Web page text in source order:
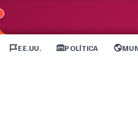
EE.UU. POLÍTICA